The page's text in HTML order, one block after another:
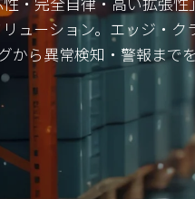
性・完全自律・高い拡張
ューション。エッジ・ク
から異常検知・警報まで